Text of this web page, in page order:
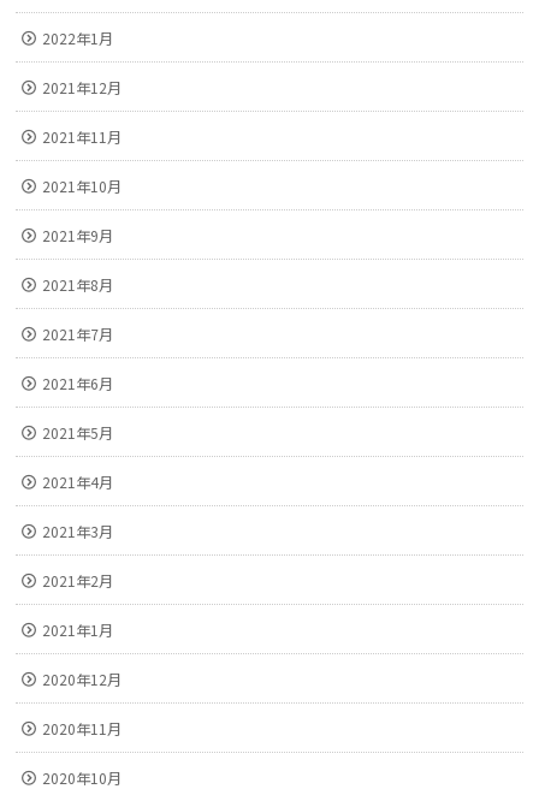
2022年1月
2021年12月
2021年11月
2021年10月
2021年9月
2021年8月
2021年7月
2021年6月
2021年5月
2021年4月
2021年3月
2021年2月
2021年1月
2020年12月
2020年11月
2020年10月